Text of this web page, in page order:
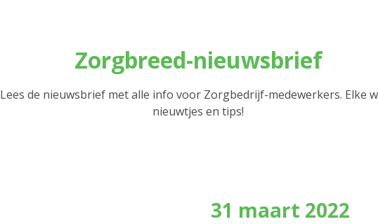
Zorgbreed-nieuwsbrief
Lees de nieuwsbrief met alle info voor Zorgbedrijf-medewerkers. Elke
nieuwtjes en tips!
31 maart 2022